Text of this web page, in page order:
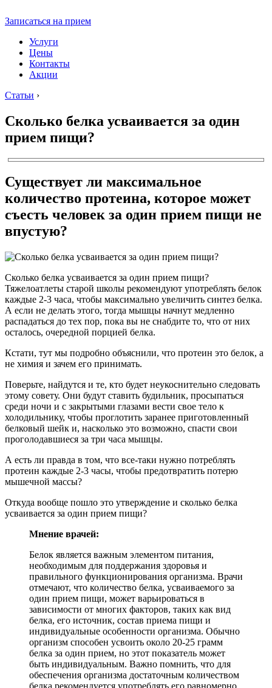
Записаться на прием
Услуги
Цены
Контакты
Акции
Статьи ›
Сколько белка усваивается за один
прием пищи?
Существует ли максимальное
количество протеина, которое может
съесть человек за один прием пищи не
впустую?
Cколько белка усваивается за один прием пищи?
Тяжелоатлеты старой школы рекомендуют употреблять белок
каждые 2-3 часа, чтобы максимально увеличить синтез белка.
А если не делать этого, тогда мышцы начнут медленно
распадаться до тех пор, пока вы не снабдите то, что от них
осталось, очередной порцией белка.
Кстати, тут мы подробно объяснили, что протеин это белок, а
не химия и зачем его принимать.
Поверьте, найдутся и те, кто будет неукоснительно следовать
этому совету. Они будут ставить будильник, просыпаться
среди ночи и с закрытыми глазами вести свое тело к
холодильнику, чтобы проглотить заранее приготовленный
белковый шейк и, насколько это возможно, спасти свои
проголодавшиеся за три часа мышцы.
А есть ли правда в том, что все-таки нужно потреблять
протеин каждые 2-3 часы, чтобы предотвратить потерю
мышечной массы?
Откуда вообще пошло это утверждение и сколько белка
усваивается за один прием пищи?
Мнение врачей:
Белок является важным элементом питания,
необходимым для поддержания здоровья и
правильного функционирования организма. Врачи
отмечают, что количество белка, усваиваемого за
один прием пищи, может варьироваться в
зависимости от многих факторов, таких как вид
белка, его источник, состав приема пищи и
индивидуальные особенности организма. Обычно
организм способен усвоить около 20-25 грамм
белка за один прием, но этот показатель может
быть индивидуальным. Важно помнить, что для
обеспечения организма достаточным количеством
белка рекомендуется употреблять его равномерно